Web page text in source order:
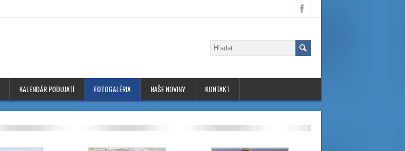
KALENDÁR PODUJATÍ FOTOGALÉRIA NAŠE NOVINY KONTAKT